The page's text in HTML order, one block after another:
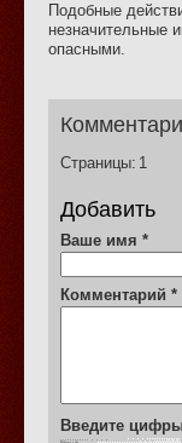
Подобные
незначительные
опасными.
Страницы: 1
Добавить
Ваше имя *
Комментарий *
Введите